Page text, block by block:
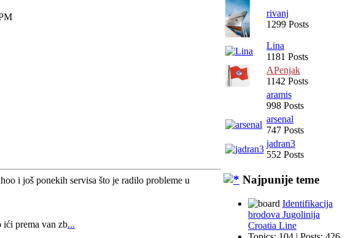
i još ponekih servisa što je radilo probleme u
ići prema van zb...
rivanj
1299 Posts
Lina
1181 Posts
APenjak
1142 Posts
aramis
998 Posts
arsenal
747 Posts
jadran3
552 Posts
Najpunije teme
Identifikacija
brodova Jugolinija
Croatia Line